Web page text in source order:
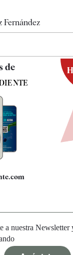
Fernández
de
a nuestra Newsletter